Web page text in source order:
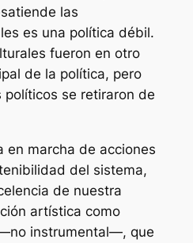
las
es una política débil.
fueron en otro
de la política, pero
políticos se retiraron de
en marcha de acciones
del sistema,
de nuestra
artística como
instrumental—, que